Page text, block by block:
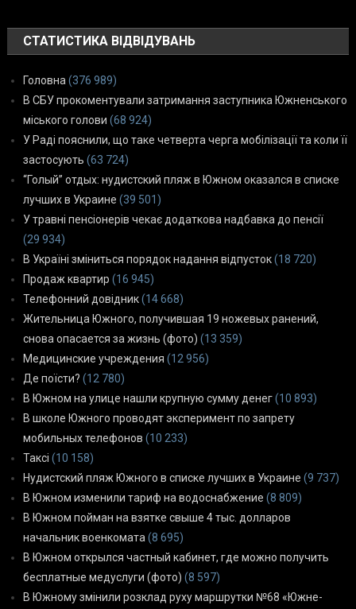
СТАТИСТИКА ВІДВІДУВАНЬ
Головна (376 989)
В СБУ прокоментували затримання заступника Южненського
міського голови (68 924)
У Раді пояснили, що таке четверта черга мобілізації та коли її
застосують (63 724)
“Голый” отдых: нудистский пляж в Южном оказался в списке
лучших в Украине (39 501)
У травні пенсіонерів чекає додаткова надбавка до пенсії
(29 934)
В Україні зміниться порядок надання відпусток(18 720)
Продаж квартир (16 945)
Телефонний довідник(14 668)
Жительница Южного, получившая 19 ножевых ранений,
снова опасается за жизнь (фото) (13 359)
Медицинские учреждения (12 956)
Де поїсти? (12 780)
В Южном на улице нашли крупную сумму денег(10 893)
В школе Южного проводят эксперимент по запрету
мобильных телефонов (10 233)
Таксі (10 158)
Нудистский пляж Южного в списке лучших в Украине (9 737)
В Южном изменили тариф на водоснабжение (8 809)
В Южном пойман на взятке свыше 4 тыс. долларов
начальник военкомата (8 695)
В Южном открылся частный кабинет, где можно получить
бесплатные медуслуги (фото) (8 597)
В Южному змінили розклад руху маршрутки №68 «Южне-